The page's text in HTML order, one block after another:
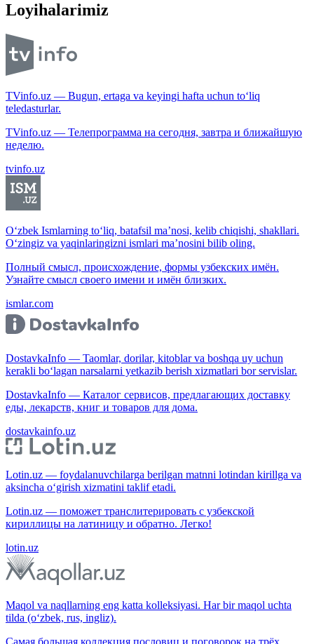
Loyihalarimiz
TVinfo.uz — Bugun, ertaga va keyingi hafta uchun to‘liq
teledasturlar.
TVinfo.uz — Телепрограмма на сегодня, завтра и ближайшую
неделю.
tvinfo.uz
O‘zbek Ismlarning to‘liq, batafsil ma’nosi, kelib chiqishi, shakllari.
O‘zingiz va yaqinlaringizni ismlari ma’nosini bilib oling.
Полный смысл, происхождение, формы узбекских имён.
Узнайте смысл своего имени и имён близких.
ismlar.com
DostavkaInfo — Taomlar, dorilar, kitoblar va boshqa uy uchun
kerakli bo‘lagan narsalarni yetkazib berish xizmatlari bor servislar.
DostavkaInfo — Каталог сервисов, предлагающих доставку
еды, лекарств, книг и товаров для дома.
dostavkainfo.uz
Lotin.uz — foydalanuvchilarga berilgan matnni lotindan kirillga va
aksincha o‘girish xizmatini taklif etadi.
Lotin.uz — поможет транслитерировать с узбекской
кириллицы на латиницу и обратно. Легко!
lotin.uz
Maqol va naqllarning eng katta kolleksiyasi. Har bir maqol uchta
tilda (o‘zbek, rus, ingliz).
Самая большая коллекция пословиц и поговорок на трёх